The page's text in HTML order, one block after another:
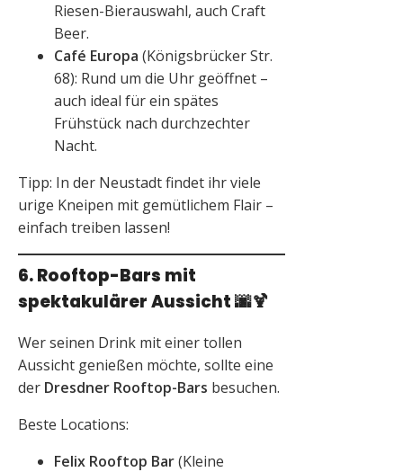
Riesen-Bierauswahl, auch Craft
Beer.
Café Europa (Königsbrücker Str.
68): Rund um die Uhr geöffnet –
auch ideal für ein spätes
Frühstück nach durchzechter
Nacht.
Tipp: In der Neustadt findet ihr viele
urige Kneipen mit gemütlichem Flair –
einfach treiben lassen!
6. Rooftop-Bars mit
spektakulärer Aussicht🌆🍹
Wer seinen Drink mit einer tollen
Aussicht genießen möchte, sollte eine
der Dresdner Rooftop-Bars besuchen.
Beste Locations:
Felix Rooftop Bar(Kleine